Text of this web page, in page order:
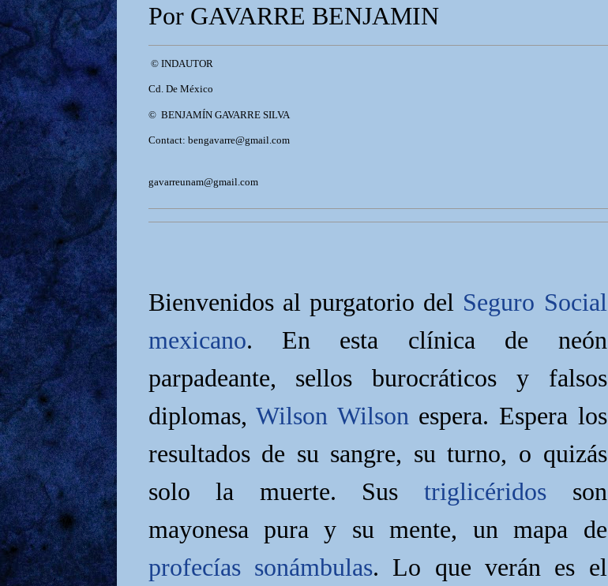
Por GAVARRE BENJAMIN
© INDAUTOR
Cd. De México
© BENJAMÍN GAVARRE SILVA
Contact: bengavarre@gmail.com
gavarreunam@gmail.com
Bienvenidos al purgatorio del Seguro Social
mexicano. En esta clínica de neón
parpadeante, sellos burocráticos y falsos
diplomas,Wilson Wilson espera. Espera los
resultados de su sangre, su turno, o quizás
solo la muerte. Sus triglicéridosson
mayonesa pura y su mente, un mapa de
profecías sonámbulas. Lo que verán es el